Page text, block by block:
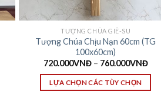
TƯỢNG CHÚA GIÊ-SU
Tượng Chúa Chịu Nạn 60cm (TG
100x60cm)
720.000VNĐ– 760.000VNĐ
LỰA CHỌN CÁC TÙY CHỌN